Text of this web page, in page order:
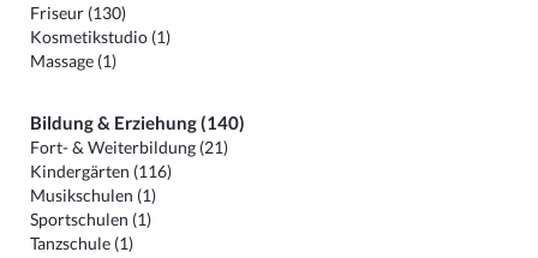
Friseur (130)
Kosmetikstudio (1)
Massage (1)
Bildung & Erziehung (140)
Fort- & Weiterbildung (21)
Kindergärten (116)
Musikschulen (1)
Sportschulen (1)
Tanzschule (1)